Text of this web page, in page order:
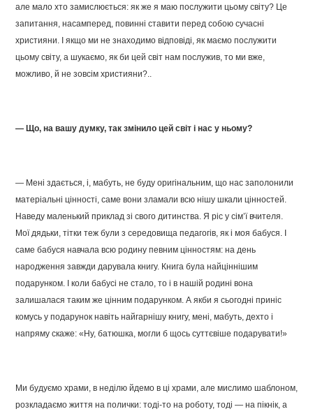
але мало хто замислюється: як же я маю послужити цьому світу? Це
запитання, насамперед, повинні ставити перед собою сучасні
християни. І якщо ми не знаходимо відповіді, як маємо послужити
цьому світу, а шукаємо, як би цей світ нам послужив, то ми вже,
можливо, й не зовсім християни?..
— Що, на вашу думку, так змінило цей світ і нас у ньому?
— Мені здається, і, мабуть, не буду оригінальним, що нас заполонили
матеріальні цінності, саме вони зламали всю нішу шкали цінностей.
Наведу маленький приклад зі свого дитинства. Я ріс у сім’ї вчителя.
Мої дядьки, тітки теж були з середовища педагогів, як і моя бабуся. І
саме бабуся навчала всю родину певним цінностям: на день
народження завжди дарувала книгу. Книга була найціннішим
подарунком. І коли бабусі не стало, то і в нашій родині вона
залишалася таким же цінним подарунком. А якби я сьогодні приніс
комусь у подарунок навіть найгарнішу книгу, мені, мабуть, дехто і
напряму скаже: «Ну, батюшка, могли б щось суттєвіше подарувати!»
Ми будуємо храми, в неділю йдемо в ці храми, але мислимо шаблоном,
розкладаємо життя на полички: тоді-то на роботу, тоді — на пікнік, а